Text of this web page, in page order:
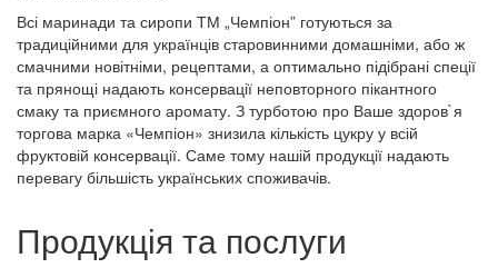
Всі маринади та сиропи ТМ „Чемпіон” готуються за
традиційними для українців старовинними домашніми, або ж
смачними новітніми, рецептами, а оптимально підібрані спеції
та прянощі надають консервації неповторного пікантного
смаку та приємного аромату. З турботою про Ваше здоров`я
торгова марка «Чемпіон» знизила кількість цукру у всій
фруктовій консервації. Саме тому нашій продукції надають
перевагу більшість українських споживачів.
Продукція та послуги